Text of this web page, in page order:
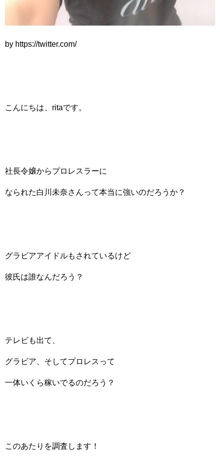
by https://twitter.com/
こんにちは、ritaです。
社長令嬢からプロレスラーに
なられた白川未奈さんって本当に強いのだろうか？
グラビアアイドルもされているけど
彼氏は誰なんだろう？
テレビも出て、
グラビア、そしてプロレスって
一体いくら稼いでるのだろう？
このあたりを調査します！